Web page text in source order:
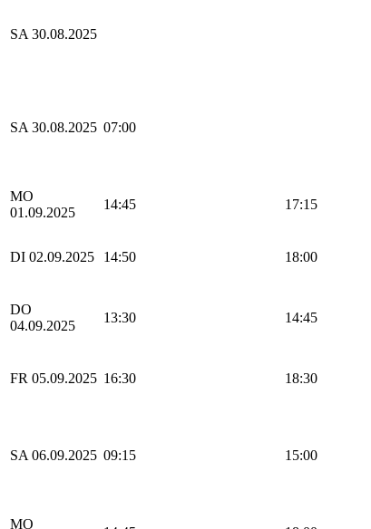
SA 30.08.2025
SA 30.08.2025 07:00
MO
01.09.2025
14:45 17:15
DI 02.09.2025 14:50 18:00
DO
04.09.2025
13:30 14:45
FR 05.09.2025 16:30 18:30
SA 06.09.2025 09:15 15:00
MO